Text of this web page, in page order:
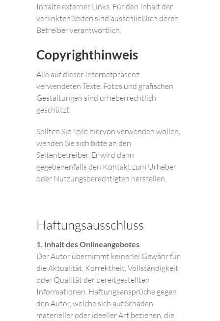
Inhalte externer Links. Für den Inhalt der
verlinkten Seiten sind ausschließlich deren
Betreiber verantwortlich.
Copyrighthinweis
Alle auf dieser Internetpräsenz
verwendeten Texte, Fotos und grafischen
Gestaltungen sind urheberrechtlich
geschützt.
Sollten Sie Teile hiervon verwenden wollen,
wenden Sie sich bitte an den
Seitenbetreiber. Er wird dann
gegebenenfalls den Kontakt zum Urheber
oder Nutzungsberechtigten herstellen.
Haftungsausschluss
1. Inhalt des Onlineangebotes
Der Autor übernimmt keinerlei Gewähr für
die Aktualität, Korrektheit, Vollständigkeit
oder Qualität der bereitgestellten
Informationen. Haftungsansprüche gegen
den Autor, welche sich auf Schäden
materieller oder ideeller Art beziehen, die